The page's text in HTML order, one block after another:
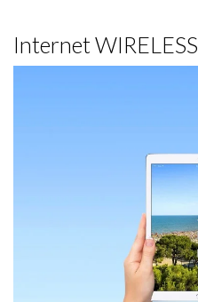
Internet WIRELESS